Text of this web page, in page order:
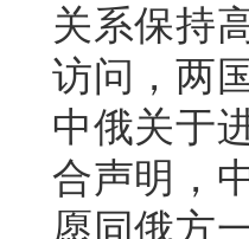
关系保持
访问，两
中俄关于
合声明，
愿同俄方